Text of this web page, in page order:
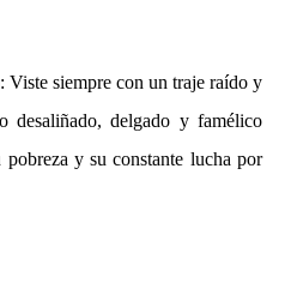
: Viste siempre con un traje raído y
desaliñado, delgado y famélico
pobreza y su constante lucha por